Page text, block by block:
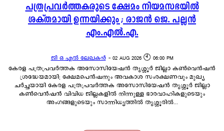
പത്രപ്രവർത്തകരുടെ ക്ഷേമം നിയമസഭയിൽ
ശക്തമായി ഉന്നയിക്കും ; രാജൻ ജെ. പല്ലൻ
എം.എൽ.എ.
ജി ഒ എൽ ലേഖകൻ - 02 AUG 2026 🕙 06:00 PM
കേരള പത്രപ്രവർത്തക അസോസിയേഷൻ തൃശ്ശൂർ ജില്ലാ കൺവെൻഷൻ
ശ്രദ്ധേയമായി; ക്ഷേമപെൻഷനും അവകാശ സംരക്ഷണവും മുഖ്യ
ചർച്ചയായി കേരള പത്രപ്രവർത്തക അസോസിയേഷൻ തൃശ്ശൂർ ജില്ലാ
കൺവെൻഷൻ വിവിധ ജില്ലകളിൽ നിന്നുള്ള ഭാരവാഹികളുടെയും
അംഗങ്ങളുടെയും സാന്നിധ്യത്തിൽ തൃശ്ശൂരിൽ...